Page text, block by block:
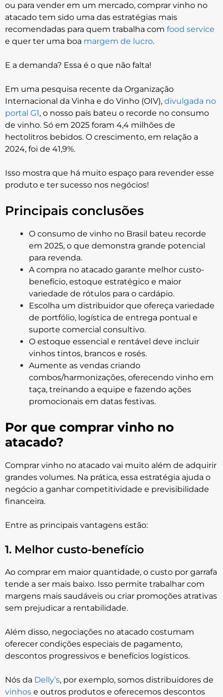
ou para vender em um mercado, comprar vinho no
atacado tem sido uma das estratégias mais
recomendadas para quem trabalha com food service
e quer ter uma boa margem de lucro.
E a demanda? Essa é o que não falta!
Em uma pesquisa recente da Organização
Internacional da Vinha e do Vinho (OIV), divulgada no
portal G1, o nosso país bateu o recorde no consumo
de vinho. Só em 2025 foram 4,4 milhões de
hectolitros bebidos. O crescimento, em relação a
2024, foi de 41,9%.
Isso mostra que há muito espaço para revender esse
produto e ter sucesso nos negócios!
Principais conclusões
O consumo de vinho no Brasil bateu recorde
em 2025, o que demonstra grande potencial
para revenda.
A compra no atacado garante melhor custo-
benefício, estoque estratégico e maior
variedade de rótulos para o cardápio.
Escolha um distribuidor que ofereça variedade
de portfólio, logística de entrega pontual e
suporte comercial consultivo.
O estoque essencial e rentável deve incluir
vinhos tintos, brancos e rosés.
Aumente as vendas criando
combos/harmonizações, oferecendo vinho em
taça, treinando a equipe e fazendo ações
promocionais em datas festivas.
Por que comprar vinho no
atacado?
Comprar vinho no atacado vai muito além de adquirir
grandes volumes. Na prática, essa estratégia ajuda o
negócio a ganhar competitividade e previsibilidade
financeira.
Entre as principais vantagens estão:
1. Melhor custo-benefício
Ao comprar em maior quantidade, o custo por garrafa
tende a ser mais baixo. Isso permite trabalhar com
margens mais saudáveis ou criar promoções atrativas
sem prejudicar a rentabilidade.
Além disso, negociações no atacado costumam
oferecer condições especiais de pagamento,
descontos progressivos e benefícios logísticos.
Nós da Delly’s, por exemplo, somos distribuidores de
vinhos e outros produtos e oferecemos descontos